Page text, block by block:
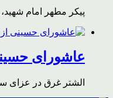
پیکر مطهر امام
عاشورای
الشتر غرق در عزای